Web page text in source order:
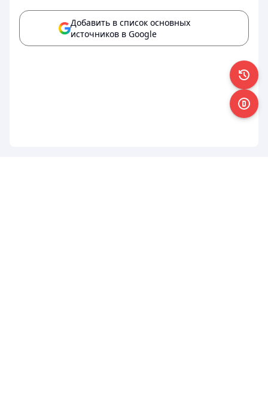
Добавить в список основных
источников в Google